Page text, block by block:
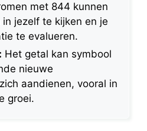
met 844 kunnen
jezelf te kijken en je
te evalueren.
Het getal kan symbool
nieuwe
aandienen, vooral in
groei.